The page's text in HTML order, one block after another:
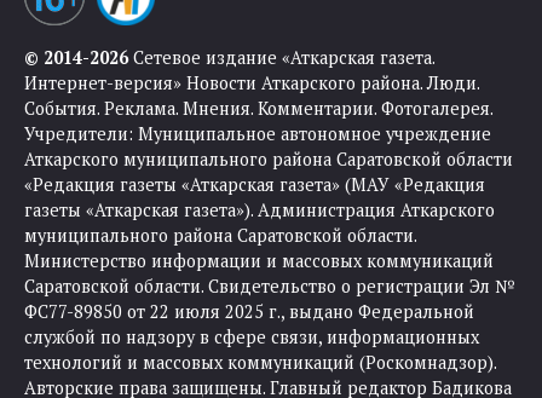
© 2014-2026Сетевое издание «Аткарская газета.
Интернет-версия» Новости Аткарского района. Люди.
События. Реклама. Мнения. Комментарии. Фотогалерея.
Учредители: Муниципальное автономное учреждение
Аткарского муниципального района Саратовской области
«Редакция газеты «Аткарская газета» (МАУ «Редакция
газеты «Аткарская газета»). Администрация Аткарского
муниципального района Саратовской области.
Министерство информации и массовых коммуникаций
Саратовской области. Свидетельство о регистрации Эл №
ФС77-89850 от 22 июля 2025 г., выдано Федеральной
службой по надзору в сфере связи, информационных
технологий и массовых коммуникаций (Роскомнадзор).
Авторские права защищены. Главный редактор Бадикова